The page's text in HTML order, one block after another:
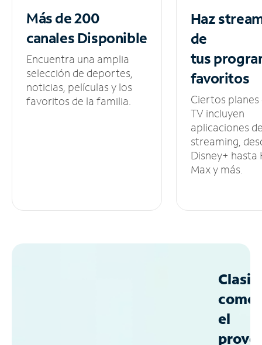
Más de 200
canalesDisponible
Encuentra una amplia
selección de deportes,
noticias, películas y los
favoritos de la familia.
Haz
de
tus
favoritos
Ciertos planes
TV incluyen
aplicaciones
streaming,
Disney+ hasta
Max y más.
como
el